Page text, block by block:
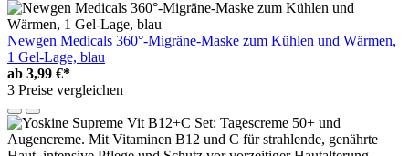
Newgen Medicals 360°-Migräne-Maske zum Kühlen und Wärmen,
1 Gel-Lage, blau
ab 3,99 €*
3 Preise vergleichen